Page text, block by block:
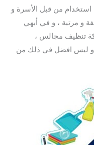
استخدام من قبل الأسرة و
و مرتبة ، و في أبهي
تنظيف مجالس ،
و ليس افضل في ذلك من